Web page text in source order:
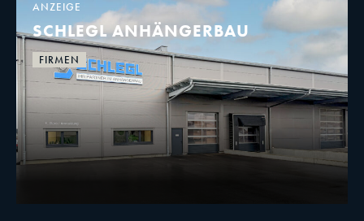
ANZEIGE
SCHLEGL ANHÄNGERBAU
FIRMEN